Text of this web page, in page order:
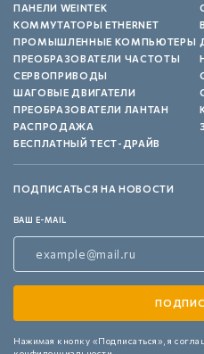
ПАНЕЛИ WEINTEK
КОММУТАТОРЫ ETHERNET
ПРОМЫШЛЕННЫЕ КОМПЬЮТЕРЫ
ПРЕОБРАЗОВАТЕЛИ ЧАСТОТЫ
СЕРВОПРИВОДЫ
ШАГОВЫЕ ДВИГАТЕЛИ
ПРЕОБРАЗОВАТЕЛИ ЛАНТАН
РАСПРОДАЖА
БЕСПЛАТНЫЙ ТЕСТ-ДРАЙВ
ПОДПИСАТЬСЯ НА НОВОСТИ
ВАШ E-MAIL
Нажимая кнопку «Подписаться», я